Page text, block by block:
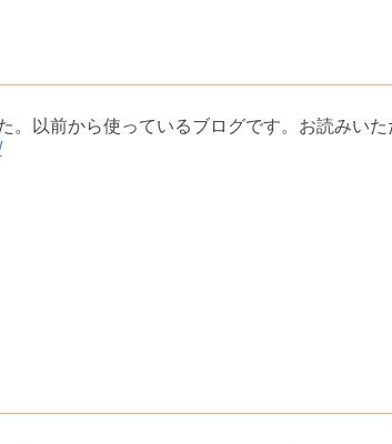
。以前から使っているブログです。お読み